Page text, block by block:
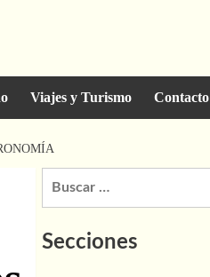
Viajes y Turismo Contacto
Secciones